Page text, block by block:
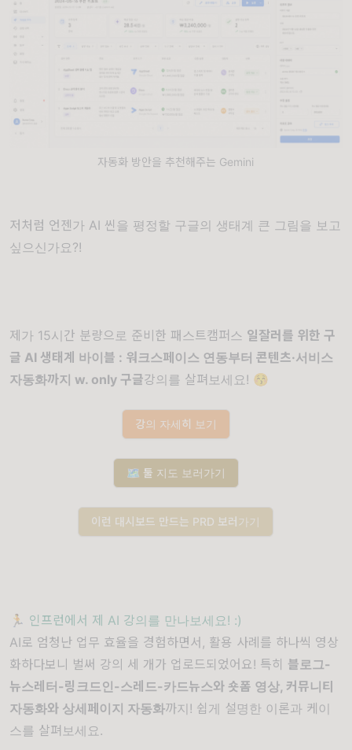
자동화 방안을 추천해주는 Gemini
저처럼 언젠가 AI 씬을 평정할 구글의 생태계 큰 그림을 보고
싶으신가요?!
제가 15시간 분량으로 준비한 패스트캠퍼스 일잘러를 위한 구
글 AI 생태계 바이블 : 워크스페이스 연동부터 콘텐츠·서비스
자동화까지 w. only 구글강의를 살펴보세요! 😚
강의 자세히 보기
🗺️ 툴 지도 보러가기
이런 대시보드 만드는 PRD 보러가기
🏃 인프런에서 제 AI 강의를 만나보세요! :)
AI로 엄청난 업무 효율을 경험하면서, 활용 사례를 하나씩 영상
화하다보니 벌써 강의 세 개가 업로드되었어요! 특히 블로그-
뉴스레터-링크드인-스레드-카드뉴스와 숏폼 영상, 커뮤니티
자동화와 상세페이지 자동화까지! 쉽게 설명한 이론과 케이
스를 살펴보세요.